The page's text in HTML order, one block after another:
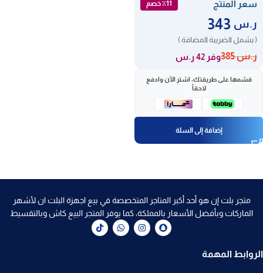
سعر المنتج ٪11 خصم
ر.س
( يشمل الضريبة المضافة )
ر.س385 وفر 42 ر.س
قسّمها على طريقتك، اشترِ الآن وادفع
لاحقاً
إضافة إلى السلة
متجر بلت إن هو أحد أكبر المتاجر المتخصصة في بيع اجهزة البلت ان لأشهر
الماركات وبأفضل الأسعار بالمملكة، كما يوفر المتجر البيع كاش وبالتقسيط
الروابط المهمة